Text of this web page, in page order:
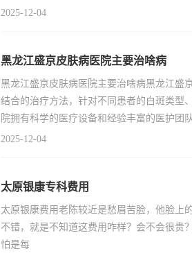
2025-12-04
黑龙江盛京皮肤病医院主要治啥病
黑龙江盛京皮肤病医院主要治啥病黑龙江盛
结合的治疗方法，针对不同患者的白斑类型
院拥有科学的医疗设备和经验丰富的医护团
2025-12-04
太原银康专科费用
太原银康费用老陈较近是愁眉苦脸，他脸上
不错，就是不知道这费用咋样？会不会很贵
怕是每